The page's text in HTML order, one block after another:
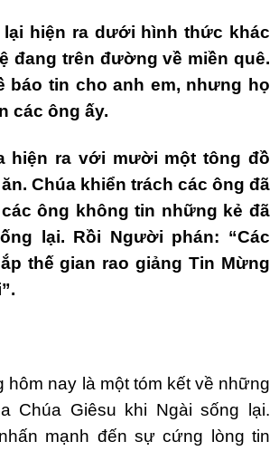
lại hiện ra dưới hình thức khác
đang trên đường về miền quê.
báo tin cho anh em, nhưng họ
các ông ấy.
hiện ra với mười một tông đồ
Chúa khiển trách các ông đã
ông không tin những kẻ đã
lại. Rồi Người phán: “Các
thế gian rao giảng Tin Mừng
hôm nay là một tóm kết về những
Chúa Giêsu khi Ngài sống lại.
mạnh đến sự cứng lòng tin